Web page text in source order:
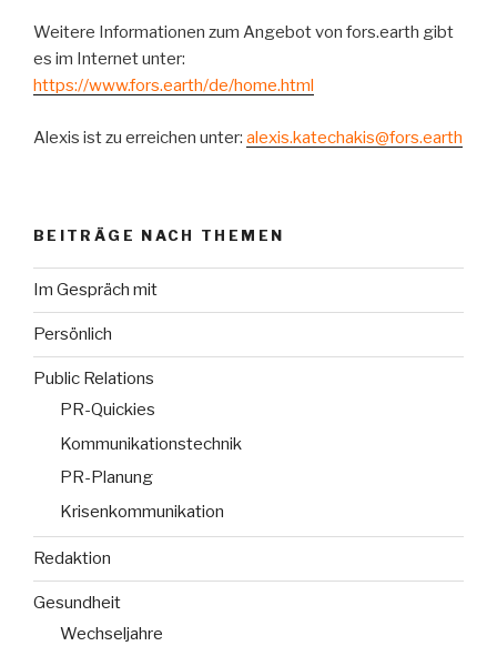
Weitere Informationen zum Angebot von fors.earth gibt
es im Internet unter:
https://www.fors.earth/de/home.html
Alexis ist zu erreichen unter: alexis.katechakis@fors.earth
BEITRÄGE NACH THEMEN
Im Gespräch mit
Persönlich
Public Relations
PR-Quickies
Kommunikationstechnik
PR-Planung
Krisenkommunikation
Redaktion
Gesundheit
Wechseljahre